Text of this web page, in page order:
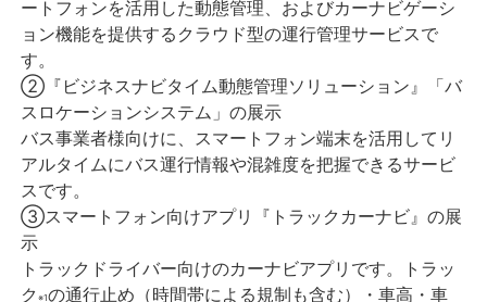
ートフォンを活用した動態管理、およびカーナビゲーシ
ョン機能を提供するクラウド型の運行管理サービスで
す。
②『ビジネスナビタイム動態管理ソリューション』「バ
スロケーションシステム」の展示
バス事業者様向けに、スマートフォン端末を活用してリ
アルタイムにバス運行情報や混雑度を把握できるサービ
スです。
③スマートフォン向けアプリ『トラックカーナビ』の展
示
トラックドライバー向けのカーナビアプリです。トラッ
ク※1の通行止め（時間帯による規制も含む）・車高・車